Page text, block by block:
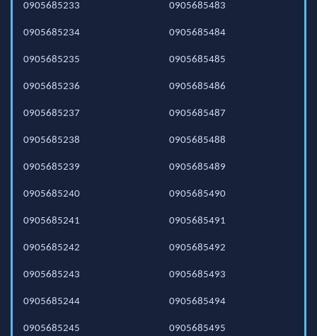
0905685233
0905685234
0905685235
0905685236
0905685237
0905685238
0905685239
0905685240
0905685241
0905685242
0905685243
0905685244
0905685245
0905685483
0905685484
0905685485
0905685486
0905685487
0905685488
0905685489
0905685490
0905685491
0905685492
0905685493
0905685494
0905685495